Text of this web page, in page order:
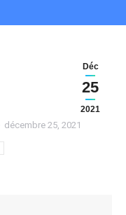
Déc
25
2021
décembre 25, 2021